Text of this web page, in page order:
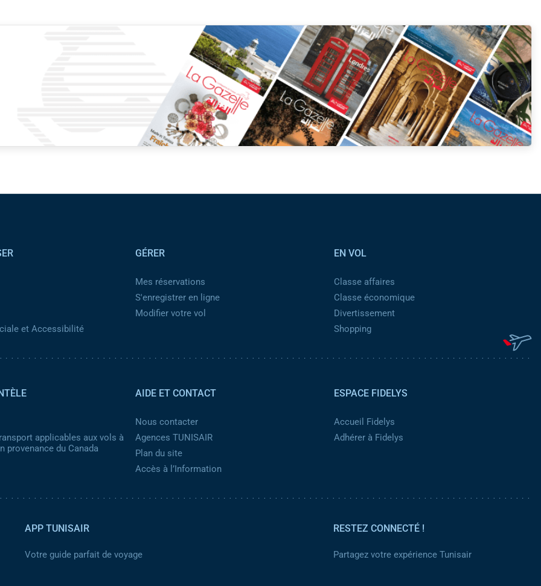
et Accessibilité
GÉRER
Mes réservations
S'enregistrer en ligne
Modifier votre vol
EN VOL
Classe affaires
Classe économique
Divertissement
Shopping
applicables aux vols à
provenance du Canada
AIDE ET CONTACT
Nous contacter
Agences TUNISAIR
Plan du site
Accès à l’Information
ESPACE FIDELYS
Accueil Fidelys
Adhérer à Fidelys
APP TUNISAIR
Votre guide parfait de voyage
RESTEZ CONNECTÉ !
Partagez votre expérience Tunisair